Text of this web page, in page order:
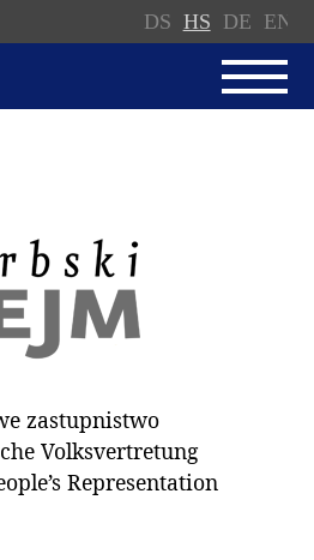
DS HS DE EN
zastupnistwo
Volksvertretung
Representation